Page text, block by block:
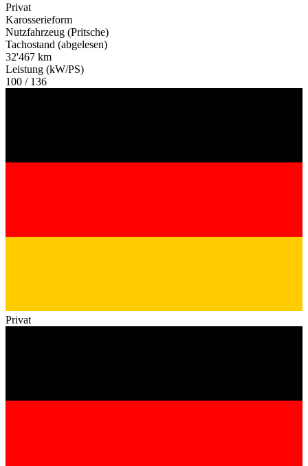
Privat
Karosserieform
Nutzfahrzeug (Pritsche)
Tachostand (abgelesen)
32'467 km
Leistung (kW/PS)
100 / 136
Privat